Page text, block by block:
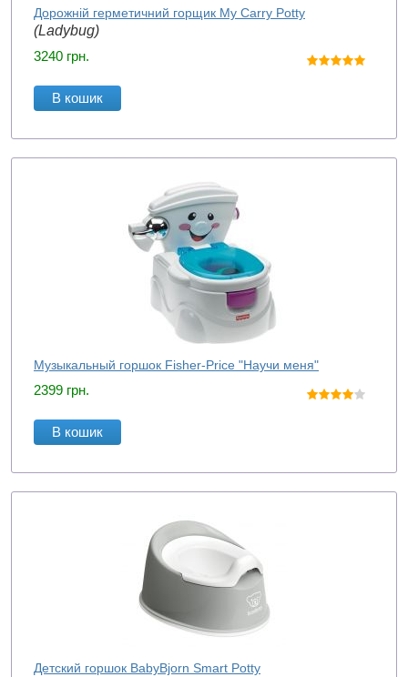
Дорожній герметичний горщик My Carry Potty
(Ladybug)
3240 грн.
В кошик
Музыкальный горшок Fisher-Price "Научи меня"
2399 грн.
В кошик
Детский горшок BabyBjorn Smart Potty